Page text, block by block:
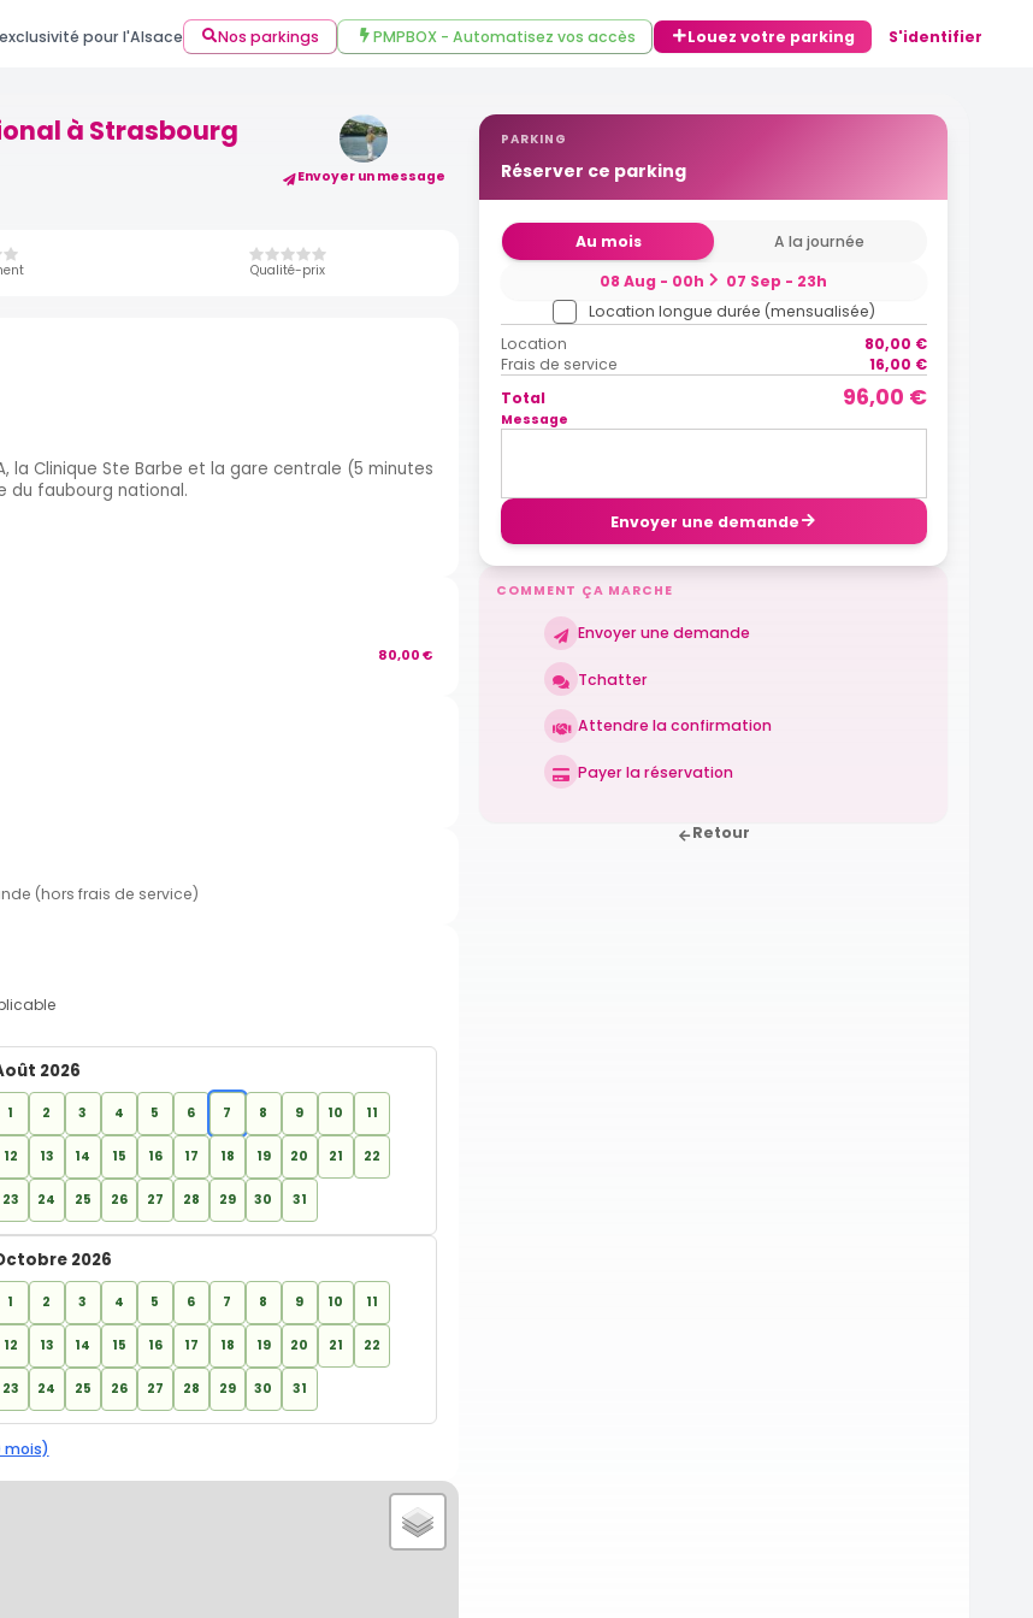
exclusivité pour l'Alsace Nos parkings PMPBOX - Automatisez vos accès Louez votre parking S'identifier
à Strasbourg
Envoyer un message
Qualité-prix
PARKING
Réserver ce parking
Au mois
A la journée
08 Aug - 00h
07 Sep - 23h
Location longue durée (mensualisée)
Location
80,00 €
Frais de service
16,00 €
Total
96,00 €
Message
Envoyer une demande
COMMENT ÇA MARCHE
Envoyer une demande
Tchatter
Attendre la confirmation
Payer la réservation
Retour
la Clinique Ste Barbe et la gare centrale (5 minutes
du faubourg national.
80,00 €
(hors frais de service)
2026
1 2 3 4 5 6 7 8 9 10 11
12 13 14 15 16 17 18 19 20 21 22
23 24 25 26 27 28 29 30 31
2026
1 2 3 4 5 6 7 8 9 10 11
12 13 14 15 16 17 18 19 20 21 22
23 24 25 26 27 28 29 30 31
mois)